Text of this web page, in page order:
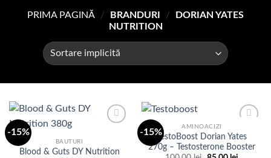
PRIMA PAGINĂ / BRANDURI /
DORIAN YATES
NUTRITION
-15%
Adauga
BAUTURI
Blood & Guts DY Nutrition
-15%
Adauga
AMINOACIZI
TestoBoost Dorian Yates
270g – Testosterone Booster